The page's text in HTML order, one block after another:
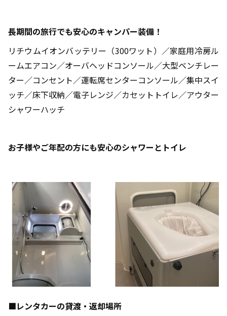
長期間の旅行でも安心のキャンパー装備！
リチウムイオンバッテリー（300ワット）／家庭用冷房ル
ームエアコン／オーバヘッドコンソール／大型ベンチレー
ター／コンセント／運転席センターコンソール／集中スイ
ッチ／床下収納／電子レンジ／カセットトイレ／アウター
シャワーハッチ
お子様やご年配の方にも安心のシャワーとトイレ
■レンタカーの貸渡・返却場所